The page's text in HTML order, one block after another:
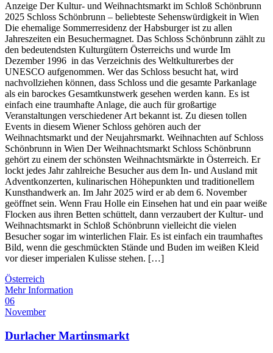
Anzeige Der Kultur- und Weihnachtsmarkt im Schloß Schönbrunn
2025 Schloss Schönbrunn – beliebteste Sehenswürdigkeit in Wien
Die ehemalige Sommerresidenz der Habsburger ist zu allen
Jahreszeiten ein Besuchermagnet. Das Schloss Schönbrunn zählt zu
den bedeutendsten Kulturgütern Österreichs und wurde Im
Dezember 1996 in das Verzeichnis des Weltkulturerbes der
UNESCO aufgenommen. Wer das Schloss besucht hat, wird
nachvollziehen können, dass Schloss und die gesamte Parkanlage
als ein barockes Gesamtkunstwerk gesehen werden kann. Es ist
einfach eine traumhafte Anlage, die auch für großartige
Veranstaltungen verschiedener Art bekannt ist. Zu diesen tollen
Events in diesem Wiener Schloss gehören auch der
Weihnachtsmarkt und der Neujahrsmarkt. Weihnachten auf Schloss
Schönbrunn in Wien Der Weihnachtsmarkt Schloss Schönbrunn
gehört zu einem der schönsten Weihnachtsmärkte in Österreich. Er
lockt jedes Jahr zahlreiche Besucher aus dem In- und Ausland mit
Adventkonzerten, kulinarischen Höhepunkten und traditionellem
Kunsthandwerk an. Im Jahr 2025 wird er ab dem 6. November
geöffnet sein. Wenn Frau Holle ein Einsehen hat und ein paar weiße
Flocken aus ihren Betten schüttelt, dann verzaubert der Kultur- und
Weihnachtsmarkt in Schloß Schönbrunn vielleicht die vielen
Besucher sogar im winterlichen Flair. Es ist einfach ein traumhaftes
Bild, wenn die geschmückten Stände und Buden im weißen Kleid
vor dieser imperialen Kulisse stehen. […]
Österreich
Mehr Information
06
November
Durlacher Martinsmarkt